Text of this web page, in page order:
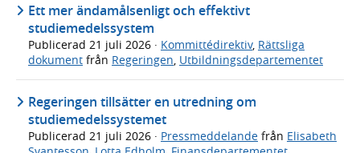
Ett mer ändamålsenligt och effektivt
studiemedelssystem
Publicerad 21 juli 2026 · Kommittédirektiv, Rättsliga
dokument från Regeringen, Utbildningsdepartementet
Regeringen tillsätter en utredning om
studiemedelssystemet
Publicerad 21 juli 2026 · Pressmeddelande från Elisabeth